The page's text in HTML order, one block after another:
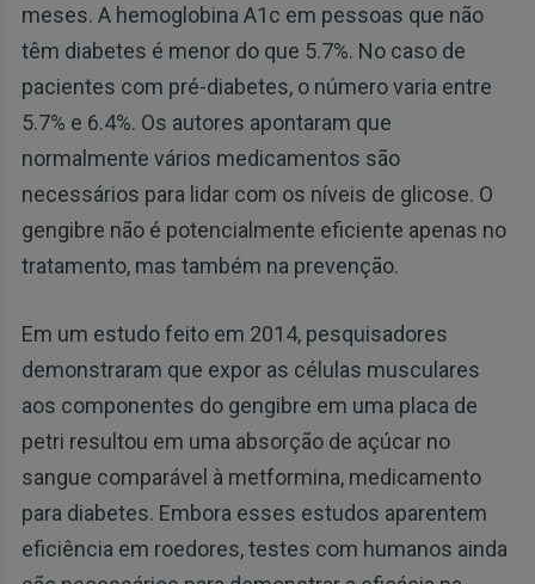
meses. A hemoglobina A1c em pessoas que não
têm diabetes é menor do que 5.7%. No caso de
pacientes com pré-diabetes, o número varia entre
5.7% e 6.4%. Os autores apontaram que
normalmente vários medicamentos são
necessários para lidar com os níveis de glicose. O
gengibre não é potencialmente eficiente apenas no
tratamento, mas também na prevenção.
Em um estudo feito em 2014, pesquisadores
demonstraram que expor as células musculares
aos componentes do gengibre em uma placa de
petri resultou em uma absorção de açúcar no
sangue comparável à metformina, medicamento
para diabetes. Embora esses estudos aparentem
eficiência em roedores, testes com humanos ainda